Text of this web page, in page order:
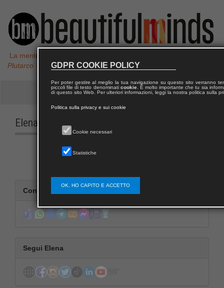
La mente non è un vaso da riempire, ma un fuoco da accendere,
Plutarco
Elena MAULE
Contatta Elena
Segui Elena
GDPR COOKIE POLICY
Per poter gestire al meglio la tua navigazione su questo sito verranno
piccoli file di testo denominati cookie. È molto importante che tu sia
di questo sito Web. Per ulteriori informazioni, leggi la nostra politica sulla
Politica sulla privacy e sui cookie
Cookie necessari
Statistiche
OK, HO CAPITO E ACCETTO